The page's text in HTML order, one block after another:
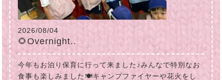
2026/08/04
🌻Overnight..
今年もお泊り保育に行って来ました♪みんなで特別なお
食事も楽しみました🍽キャンプファイヤーや花火をし